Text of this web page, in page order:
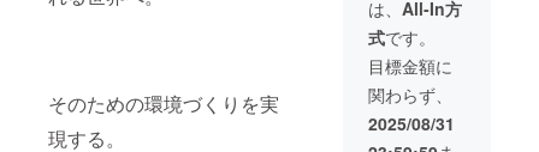
そのための環境づくりを実
現する。
ます。 ※パッチ
テストキットの
送料は自己負担
となっておりま
す。 ※アレル
ギー反応が出た
場合にはホーム
ケア用にのキア
切って”受けられ
る特別なコース
です。 ●パリ式
ドライカット ●
無農薬ヘナ ●全
身リンパケア こ
んな方へおすす
は、 All-In方
式です。
目標金額に
関わらず、
2025/08/31